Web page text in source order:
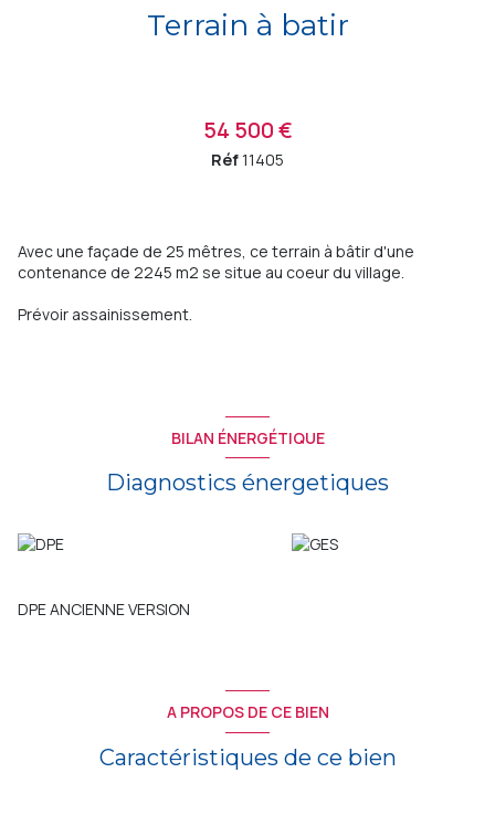
Terrain à batir
54 500 €
Réf11405
Avec une façade de 25 mêtres, ce terrain à bâtir d'une
contenance de 2245 m2 se situe au coeur du village.
Prévoir assainissement.
BILAN ÉNERGÉTIQUE
Diagnostics énergetiques
DPE ANCIENNE VERSION
A PROPOS DE CE BIEN
Caractéristiques de ce bien